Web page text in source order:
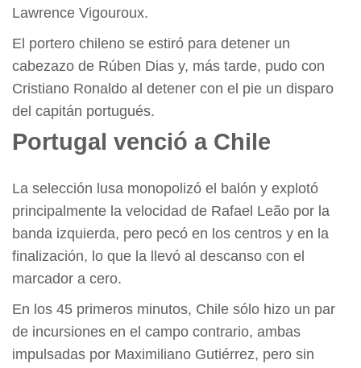
Lawrence Vigouroux.
El portero chileno se estiró para detener un
cabezazo de Rúben Dias y, más tarde, pudo con
Cristiano Ronaldo al detener con el pie un disparo
del capitán portugués.
Portugal venció a Chile
La selección lusa monopolizó el balón y explotó
principalmente la velocidad de Rafael Leão por la
banda izquierda, pero pecó en los centros y en la
finalización, lo que la llevó al descanso con el
marcador a cero.
En los 45 primeros minutos, Chile sólo hizo un par
de incursiones en el campo contrario, ambas
impulsadas por Maximiliano Gutiérrez, pero sin